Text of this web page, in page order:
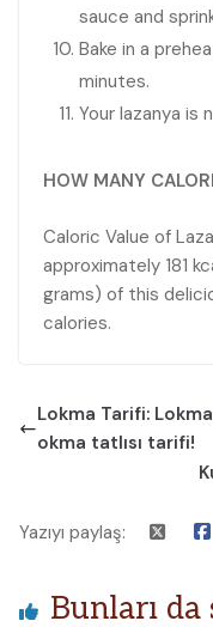
sauce and
Bake in a
minutes.
Your lazanya is
HOW MANY
Caloric Value of
approximately 181
grams) of this
calories.
Lokma Tarifi: Lokma
okma tatlısı tarifi!
Yazıyı paylaş:
Bunları